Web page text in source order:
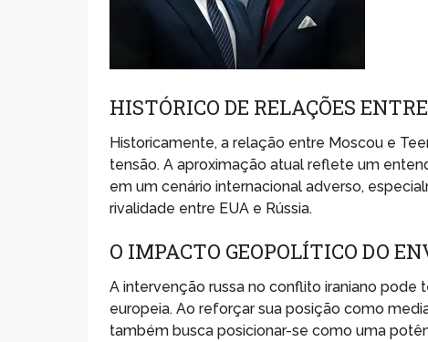
HISTÓRICO DE RELAÇÕES
Historicamente, a relação entre Moscou e
tensão. A aproximação atual reflete um
em um cenário internacional adverso,
rivalidade entre EUA e Rússia.
O IMPACTO GEOPOLÍTICO DO
A intervenção russa no conflito iraniano pode
europeia. Ao reforçar sua posição como
também busca posicionar-se como uma